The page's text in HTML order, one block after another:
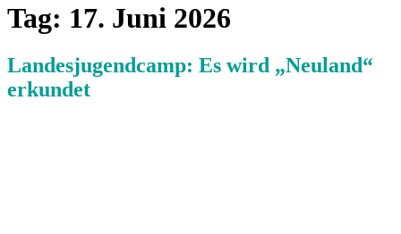
Tag: 17. Juni 2026
Landesjugendcamp: Es wird „Neuland“
erkundet